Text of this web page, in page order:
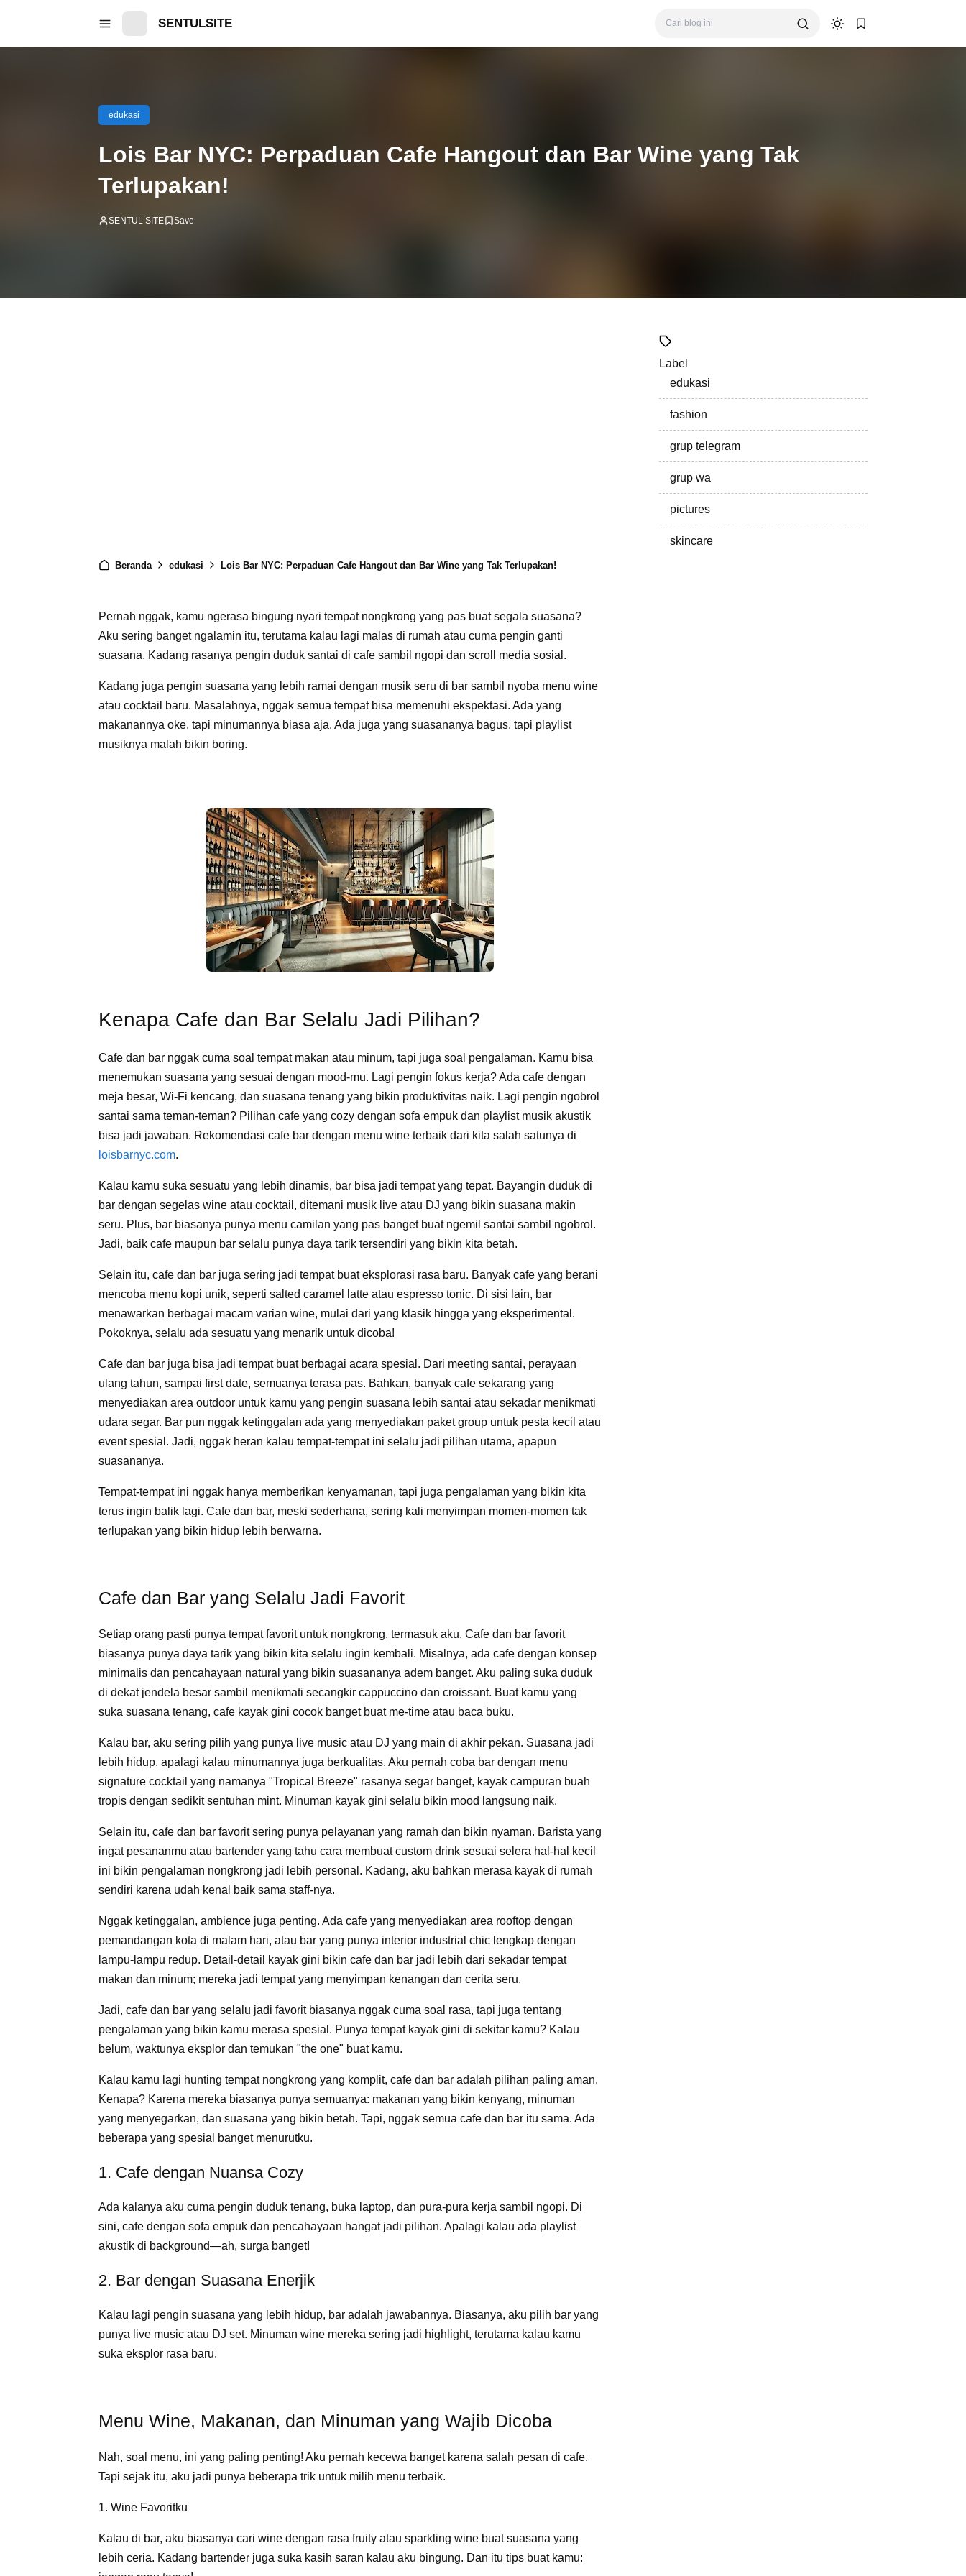
SENTULSITE
edukasi
Lois Bar NYC: Perpaduan Cafe Hangout dan Bar Wine yang Tak
Terlupakan!
SENTUL SITE
Beranda edukasi Lois Bar NYC: Perpaduan Cafe Hangout dan Bar Wine yang Tak Terlupakan!
Pernah nggak, kamu ngerasa bingung nyari tempat nongkrong yang pas buat segala suasana?
Aku sering banget ngalamin itu, terutama kalau lagi malas di rumah atau cuma pengin ganti
suasana. Kadang rasanya pengin duduk santai di cafe sambil ngopi dan scroll media sosial.
Kadang juga pengin suasana yang lebih ramai dengan musik seru di bar sambil nyoba menu wine
atau cocktail baru. Masalahnya, nggak semua tempat bisa memenuhi ekspektasi. Ada yang
makanannya oke, tapi minumannya biasa aja. Ada juga yang suasananya bagus, tapi playlist
musiknya malah bikin boring.
Kenapa Cafe dan Bar Selalu Jadi Pilihan?
Cafe dan bar nggak cuma soal tempat makan atau minum, tapi juga soal pengalaman. Kamu bisa
menemukan suasana yang sesuai dengan mood-mu. Lagi pengin fokus kerja? Ada cafe dengan
meja besar, Wi-Fi kencang, dan suasana tenang yang bikin produktivitas naik. Lagi pengin ngobrol
santai sama teman-teman? Pilihan cafe yang cozy dengan sofa empuk dan playlist musik akustik
bisa jadi jawaban. Rekomendasi cafe bar dengan menu wine terbaik dari kita salah satunya di
loisbarnyc.com.
Kalau kamu suka sesuatu yang lebih dinamis, bar bisa jadi tempat yang tepat. Bayangin duduk di
bar dengan segelas wine atau cocktail, ditemani musik live atau DJ yang bikin suasana makin
seru. Plus, bar biasanya punya menu camilan yang pas banget buat ngemil santai sambil ngobrol.
Jadi, baik cafe maupun bar selalu punya daya tarik tersendiri yang bikin kita betah.
Selain itu, cafe dan bar juga sering jadi tempat buat eksplorasi rasa baru. Banyak cafe yang berani
mencoba menu kopi unik, seperti salted caramel latte atau espresso tonic. Di sisi lain, bar
menawarkan berbagai macam varian wine, mulai dari yang klasik hingga yang eksperimental.
Pokoknya, selalu ada sesuatu yang menarik untuk dicoba!
Cafe dan bar juga bisa jadi tempat buat berbagai acara spesial. Dari meeting santai, perayaan
ulang tahun, sampai first date, semuanya terasa pas. Bahkan, banyak cafe sekarang yang
menyediakan area outdoor untuk kamu yang pengin suasana lebih santai atau sekadar menikmati
udara segar. Bar pun nggak ketinggalan ada yang menyediakan paket group untuk pesta kecil atau
event spesial. Jadi, nggak heran kalau tempat-tempat ini selalu jadi pilihan utama, apapun
suasananya.
Tempat-tempat ini nggak hanya memberikan kenyamanan, tapi juga pengalaman yang bikin kita
terus ingin balik lagi. Cafe dan bar, meski sederhana, sering kali menyimpan momen-momen tak
terlupakan yang bikin hidup lebih berwarna.
Cafe dan Bar yang Selalu Jadi Favorit
Setiap orang pasti punya tempat favorit untuk nongkrong, termasuk aku. Cafe dan bar favorit
biasanya punya daya tarik yang bikin kita selalu ingin kembali. Misalnya, ada cafe dengan konsep
minimalis dan pencahayaan natural yang bikin suasananya adem banget. Aku paling suka duduk
di dekat jendela besar sambil menikmati secangkir cappuccino dan croissant. Buat kamu yang
suka suasana tenang, cafe kayak gini cocok banget buat me-time atau baca buku.
Kalau bar, aku sering pilih yang punya live music atau DJ yang main di akhir pekan. Suasana jadi
lebih hidup, apalagi kalau minumannya juga berkualitas. Aku pernah coba bar dengan menu
signature cocktail yang namanya "Tropical Breeze" rasanya segar banget, kayak campuran buah
tropis dengan sedikit sentuhan mint. Minuman kayak gini selalu bikin mood langsung naik.
Selain itu, cafe dan bar favorit sering punya pelayanan yang ramah dan bikin nyaman. Barista yang
ingat pesananmu atau bartender yang tahu cara membuat custom drink sesuai selera hal-hal kecil
ini bikin pengalaman nongkrong jadi lebih personal. Kadang, aku bahkan merasa kayak di rumah
sendiri karena udah kenal baik sama staff-nya.
Nggak ketinggalan, ambience juga penting. Ada cafe yang menyediakan area rooftop dengan
pemandangan kota di malam hari, atau bar yang punya interior industrial chic lengkap dengan
lampu-lampu redup. Detail-detail kayak gini bikin cafe dan bar jadi lebih dari sekadar tempat
makan dan minum; mereka jadi tempat yang menyimpan kenangan dan cerita seru.
Jadi, cafe dan bar yang selalu jadi favorit biasanya nggak cuma soal rasa, tapi juga tentang
pengalaman yang bikin kamu merasa spesial. Punya tempat kayak gini di sekitar kamu? Kalau
belum, waktunya eksplor dan temukan "the one" buat kamu.
Kalau kamu lagi hunting tempat nongkrong yang komplit, cafe dan bar adalah pilihan paling aman.
Kenapa? Karena mereka biasanya punya semuanya: makanan yang bikin kenyang, minuman
yang menyegarkan, dan suasana yang bikin betah. Tapi, nggak semua cafe dan bar itu sama. Ada
beberapa yang spesial banget menurutku.
1. Cafe dengan Nuansa Cozy
Ada kalanya aku cuma pengin duduk tenang, buka laptop, dan pura-pura kerja sambil ngopi. Di
sini, cafe dengan sofa empuk dan pencahayaan hangat jadi pilihan. Apalagi kalau ada playlist
akustik di background—ah, surga banget!
2. Bar dengan Suasana Enerjik
Kalau lagi pengin suasana yang lebih hidup, bar adalah jawabannya. Biasanya, aku pilih bar yang
punya live music atau DJ set. Minuman wine mereka sering jadi highlight, terutama kalau kamu
suka eksplor rasa baru.
Menu Wine, Makanan, dan Minuman yang Wajib Dicoba
Nah, soal menu, ini yang paling penting! Aku pernah kecewa banget karena salah pesan di cafe.
Tapi sejak itu, aku jadi punya beberapa trik untuk milih menu terbaik.
1. Wine Favoritku
Kalau di bar, aku biasanya cari wine dengan rasa fruity atau sparkling wine buat suasana yang
lebih ceria. Kadang bartender juga suka kasih saran kalau aku bingung. Dan itu tips buat kamu:
Label
edukasi
fashion
grup telegram
grup wa
pictures
skincare